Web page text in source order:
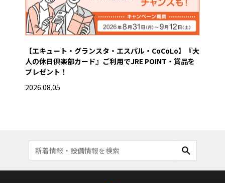
【エキュート・グランスタ・エスパル・CoCoLo】『大
人の休日倶楽部カード』ご利用でJRE POINT・賞品を
プレゼント！
2026.08.05